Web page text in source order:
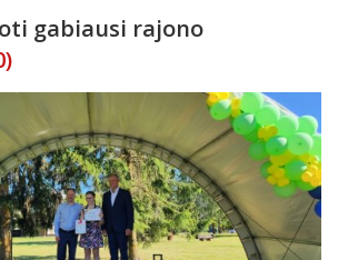
gabiausi rajono